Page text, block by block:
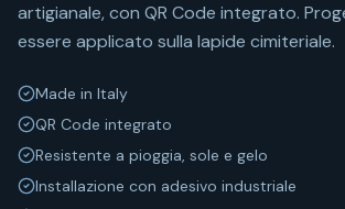
artigianale, con QR Code integrato.
essere applicato sulla lapide cimiteriale.
Made in Italy
QR Code integrato
Resistente a pioggia, sole e gelo
Installazione con adesivo industriale